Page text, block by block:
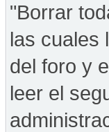
"Borrar
las cuales
del foro y
leer el